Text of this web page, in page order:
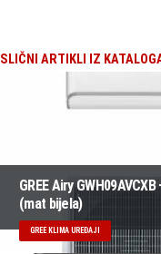
SLIČNI ARTIKLI IZ
GREE Airy
(mat bijela)
GREE KLIMA UREĐAJI